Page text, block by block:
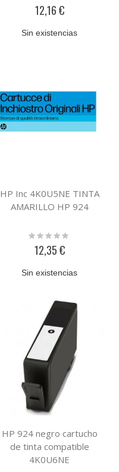
12,16 €
Sin existencias
HP Inc 4K0U5NE TINTA
AMARILLO HP 924
Rating:
12,35 €
Sin existencias
HP 924 negro cartucho
de tinta compatible
4K0U6NE